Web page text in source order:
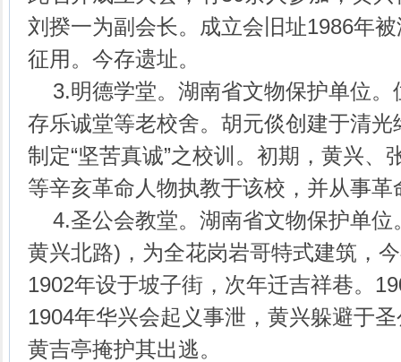
刘揆一为副会长。成立会旧址1986年
征用。今存遗址。
3.明德学堂。湖南省文物保护单位。
存乐诚堂等老校舍。胡元倓创建于清
制定“坚苦真诚”之校训。初期，黄兴、
等辛亥革命人物执教于该校，并从事革
4.圣公会教堂。湖南省文物保护单位
黄兴北路)，为全花岗岩哥特式建筑，
1902年设于坡子街，次年迁吉祥巷。
1904年华兴会起义事泄，黄兴躲避于
黄吉亭掩护其出逃。